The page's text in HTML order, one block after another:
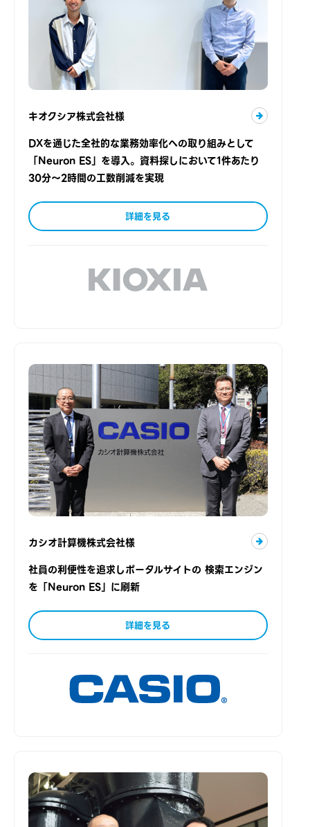
キオクシア株式会社様
DXを通じた全社的な業務効率化への取り組みとして
「Neuron ES」を導入。資料探しにおいて1件あたり
30分～2時間の工数削減を実現
詳細を見る
カシオ計算機株式会社様
社員の利便性を追求しポータルサイトの 検索エンジン
を「Neuron ES」に刷新
詳細を見る